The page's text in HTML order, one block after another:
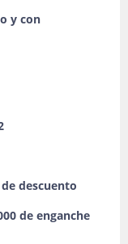
y con
descuento
de enganche